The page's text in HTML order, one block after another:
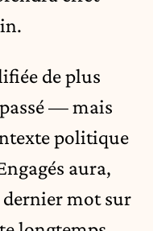
de plus
— mais
politique
aura,
mot sur